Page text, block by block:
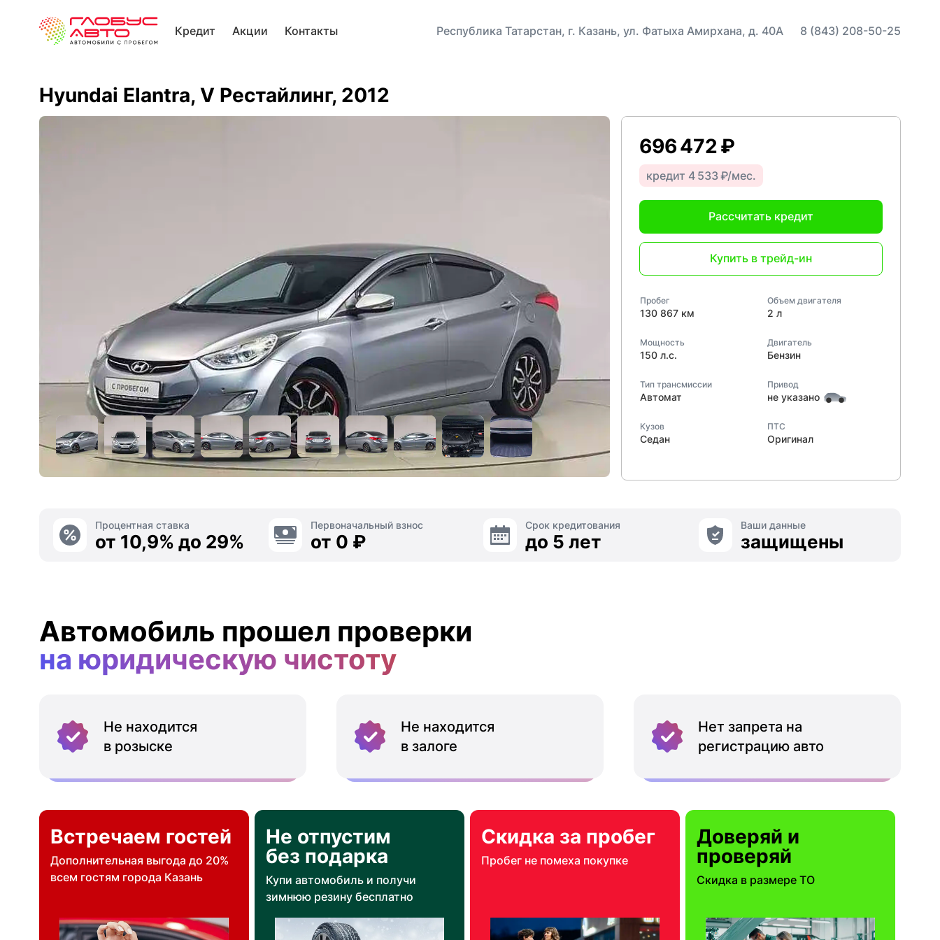
Кредит Акции Контакты Республика Татарстан, г. Казань, ул. Фатыха Амирхана, д. 40А 8 (843) 208-50-25
Hyundai Elantra, V Рестайлинг, 2012
696 472 ₽
кредит 4 533 ₽/мес.
Рассчитать кредит
Купить в трейд-ин
Пробег
130 867 км
Объем двигателя
2 л
Мощность
150 л.с.
Двигатель
Бензин
Тип трансмиссии
Автомат
Привод
не указано
Кузов
Седан
ПТС
Оригинал
Процентная ставка
от 10,9% до 29%
Первоначальный взнос
от 0 ₽
Срок кредитования
до 5 лет
Ваши данные
защищены
Автомобиль прошел проверки
на юридическую чистоту
Не находится
в розыске
Не находится
в залоге
Нет запрета на
регистрацию авто
Встречаем гостей
Дополнительная выгода до 20%
всем гостям города Казань
Не отпустим
без подарка
Купи автомобиль и получи
зимнюю резину бесплатно
Скидка за пробег
Пробег не помеха покупке
Доверяй и
проверяй
Скидка в размере ТО